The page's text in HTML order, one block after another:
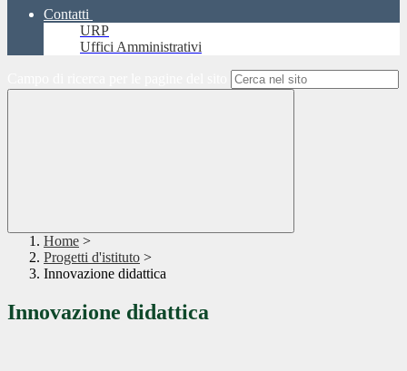
Contatti
URP
Uffici Amministrativi
Home >
Progetti d'istituto >
Innovazione didattica
Innovazione didattica